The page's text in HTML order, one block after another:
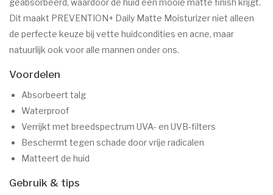
geabsorbeerd, waardoor de huid een mooie matte finish krijgt.
Dit maakt PREVENTION+ Daily Matte Moisturizer niet alleen
de perfecte keuze bij vette huidcondities en acne, maar
natuurlijk ook voor alle mannen onder ons.
Voordelen
Absorbeert talg
Waterproof
Verrijkt met breedspectrum UVA- en UVB-filters
Beschermt tegen schade door vrije radicalen
Matteert de huid
Gebruik & tips